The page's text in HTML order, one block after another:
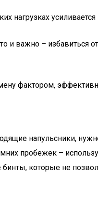
нагрузках
и важно – избавиться
фактором,
напульсники,
пробежек –
которые не